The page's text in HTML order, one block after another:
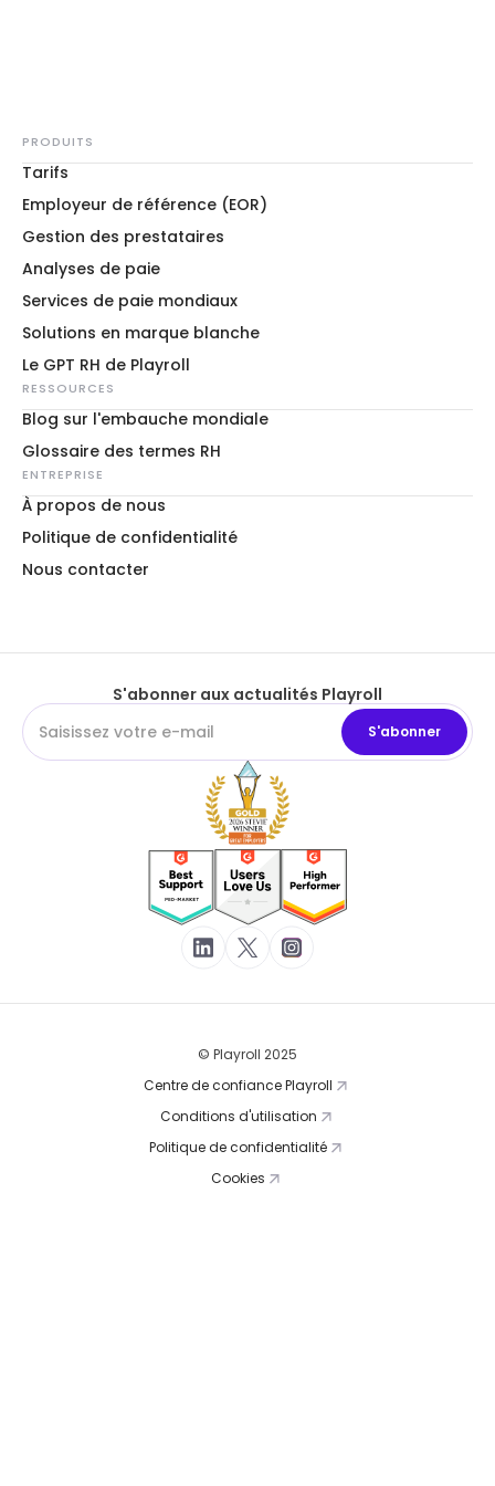
PRODUITS
Tarifs
Employeur de référence (EOR)
Gestion des prestataires
Analyses de paie
Services de paie mondiaux
Solutions en marque blanche
Le GPT RH de Playroll
RESSOURCES
Blog sur l'embauche mondiale
Glossaire des termes RH
ENTREPRISE
À propos de nous
Politique de confidentialité
Nous contacter
S'abonner aux actualités Playroll
© Playroll 2025
Centre de confiance Playroll
Conditions d'utilisation
Politique de confidentialité
Cookies